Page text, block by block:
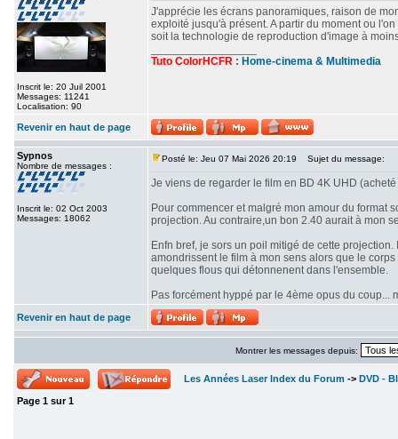
Inscrit le: 20 Juil 2001
Messages: 11241
Localisation: 90
J'apprécie les écrans panoramiques, raison de
exploité jusqu'à présent. A partir du moment ou
soit la technologie de reproduction d'image à
Tuto ColorHCFR : Home-cinema & Multimedia
Revenir en haut de page
Sypnos
Nombre de messages :
Inscrit le: 02 Oct 2003
Messages: 18062
Posté le: Jeu 07 Mai 2026 20:19 Sujet du message:
Je viens de regarder le film en BD 4K UHD
Pour commencer et malgré mon amour du format
projection. Au contraire,un bon 2.40 aurait à mon
Enfn bref, je sors un poil mitigé de cette
amondrissent le film à mon sens alors que le
quelques flous qui détonnenent dans l'ensemble.
Pas forcément hyppé par le 4ème opus du
Revenir en haut de page
Montrer les messages depuis:
Les Années Laser Index du Forum -> DVD -
Page 1 sur1